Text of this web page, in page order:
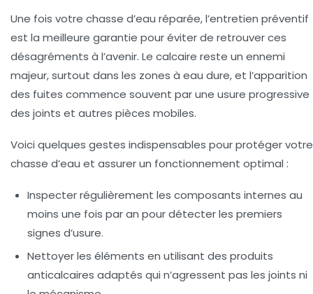
Une fois votre chasse d’eau réparée, l’entretien préventif
est la meilleure garantie pour éviter de retrouver ces
désagréments à l’avenir. Le calcaire reste un ennemi
majeur, surtout dans les zones à eau dure, et l’apparition
des fuites commence souvent par une usure progressive
des joints et autres pièces mobiles.
Voici quelques gestes indispensables pour protéger votre
chasse d’eau et assurer un fonctionnement optimal :
Inspecter régulièrement les composants internes au
moins une fois par an pour détecter les premiers
signes d’usure.
Nettoyer les éléments en utilisant des produits
anticalcaires adaptés qui n’agressent pas les joints ni